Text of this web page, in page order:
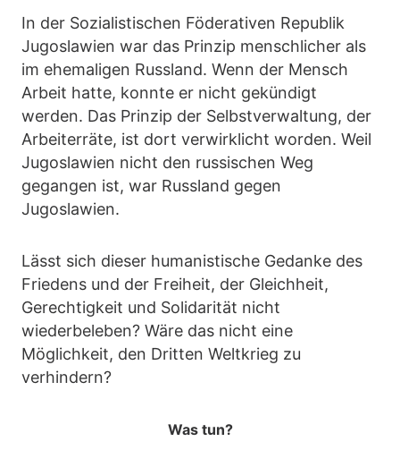
In der Sozialistischen Föderativen Republik
Jugoslawien war das Prinzip menschlicher als
im ehemaligen Russland. Wenn der Mensch
Arbeit hatte, konnte er nicht gekündigt
werden. Das Prinzip der Selbstverwaltung, der
Arbeiterräte, ist dort verwirklicht worden. Weil
Jugoslawien nicht den russischen Weg
gegangen ist, war Russland gegen
Jugoslawien.
Lässt sich dieser humanistische Gedanke des
Friedens und der Freiheit, der Gleichheit,
Gerechtigkeit und Solidarität nicht
wiederbeleben? Wäre das nicht eine
Möglichkeit, den Dritten Weltkrieg zu
verhindern?
Was tun?